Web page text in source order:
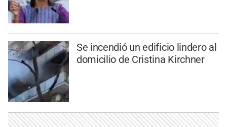
Se incendió un edificio lindero al
domicilio de Cristina Kirchner